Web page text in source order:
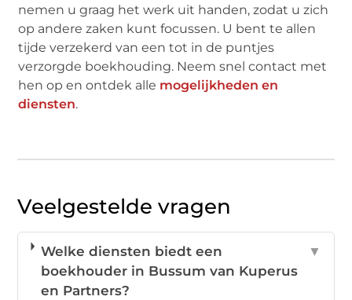
nemen u graag het werk uit handen, zodat u zich
op andere zaken kunt focussen. U bent te allen
tijde verzekerd van een tot in de puntjes
verzorgde boekhouding. Neem snel contact met
hen op en ontdek alle mogelijkheden en
diensten.
Veelgestelde vragen
Welke diensten biedt een
boekhouder in Bussum van Kuperus
en Partners?
▼